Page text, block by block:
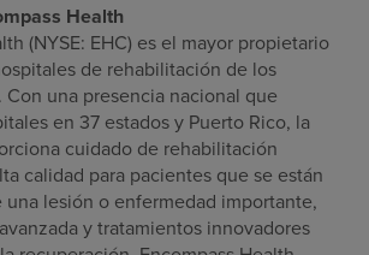
Health
(NYSE: EHC) es el mayor propietario
de rehabilitación de los
. Con una presencia nacional que
en 37 estados y Puerto Rico, la
cuidado de rehabilitación
calidad para pacientes que se están
una lesión o enfermedad importante,
y tratamientos innovadores